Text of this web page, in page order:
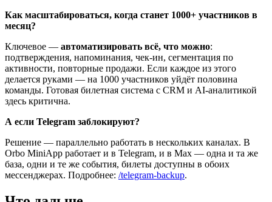
Как масштабироваться, когда станет 1000+ участников в
месяц?
Ключевое — автоматизировать всё, что можно:
подтверждения, напоминания, чек-ин, сегментация по
активности, повторные продажи. Если каждое из этого
делается руками — на 1000 участников уйдёт половина
команды. Готовая билетная система с CRM и AI-аналитикой
здесь критична.
А если Telegram заблокируют?
Решение — параллельно работать в нескольких каналах. В
Orbo MiniApp работает и в Telegram, и в Max — одна и та же
база, одни и те же события, билеты доступны в обоих
мессенджерах. Подробнее: /telegram-backup.